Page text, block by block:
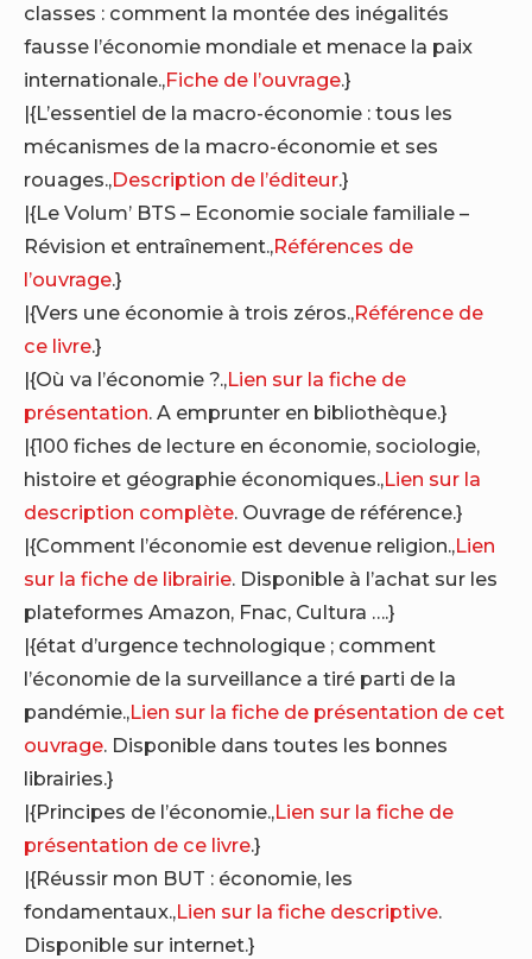
classes : comment la montée des inégalités
fausse l’économie mondiale et menace la paix
internationale.,Fiche de l’ouvrage.}
|{L’essentiel de la macro-économie : tous les
mécanismes de la macro-économie et ses
rouages.,Description de l’éditeur.}
|{Le Volum’ BTS – Economie sociale familiale –
Révision et entraînement.,Références de
l’ouvrage.}
|{Vers une économie à trois zéros.,Référence de
ce livre.}
|{Où va l’économie ?.,Lien sur la fiche de
présentation. A emprunter en bibliothèque.}
|{100 fiches de lecture en économie, sociologie,
histoire et géographie économiques.,Lien sur la
description complète. Ouvrage de référence.}
|{Comment l’économie est devenue religion.,Lien
sur la fiche de librairie. Disponible à l’achat sur les
plateformes Amazon, Fnac, Cultura ….}
|{état d’urgence technologique ; comment
l’économie de la surveillance a tiré parti de la
pandémie.,Lien sur la fiche de présentation de cet
ouvrage. Disponible dans toutes les bonnes
librairies.}
|{Principes de l’économie.,Lien sur la fiche de
présentation de ce livre.}
|{Réussir mon BUT : économie, les
fondamentaux.,Lien sur la fiche descriptive.
Disponible sur internet.}